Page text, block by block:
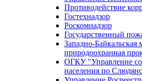
Противодействие
Гостехнадзор
Роскомнадзор
Государственный
Западно-Байкальская
природоохранная
ОГКУ "Управление
населения по